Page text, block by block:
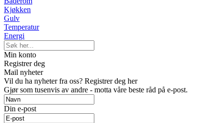
Kjøkken
Gulv
Temperatur
Energi
Min konto
Registrer deg
Mail nyheter
Vil du ha nyheter fra oss? Registrer deg her
Gjør som tusenvis av andre - motta våre beste råd på e-post.
Din e-post